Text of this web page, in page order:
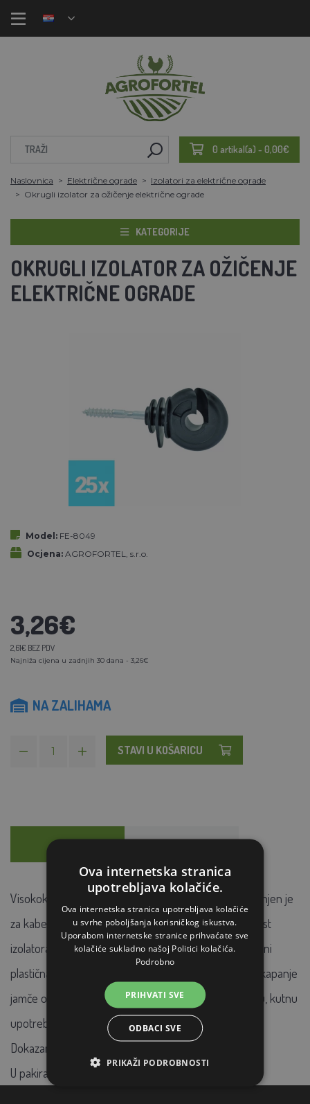
0 artikal(a) - 0,00€
Naslovnica Električne ograde
Izolatori za električne ograde
Okrugli izolator za ožičenje električne ograde
KATEGORIJE
OKRUGLI IZOLATOR ZA OŽIČENJE
ELEKTRIČNE OGRADE
Model: FE-8049
Ocjena: AGROFORTEL, s.r.o.
3,26€
2,61€ BEZ PDV
Najniža cijena u zadnjih 30 dana - 3,26€
NA ZALIHAMA
STAVI U KOŠARICU
OPIS SAVJETOVANJE
Visokokvalitetni plastični izolator s UV zaštitom namijenjen je
za kabele i trake do 12 mm. Visoku čvrstoću i izdržljivost
izolatora osigurava metalna jezgra koja je u cijeloj dužini
plastična. Navoj je čvrst debljine 6 mm. Tri ušice za odkapanje
jamče otpornost na vlagu. Pogodan je za kontinuiranu, kutnu
upotrebu, ali i za početak ograđivanja.
Dokazano dugogodišnjom upotrebom na terenu!
U pakiranju 25 komada.
Ova internetska stranica
upotrebljava kolačiće.
Ova internetska stranica upotrebljava kolačiće
u svrhe poboljšanja korisničkog iskustva.
Uporabom internetske stranice prihvaćate sve
kolačiće sukladno našoj Politici kolačića.
Podrobno
PRIHVATI SVE
ODBACI SVE
PRIKAŽI PODROBNOSTI